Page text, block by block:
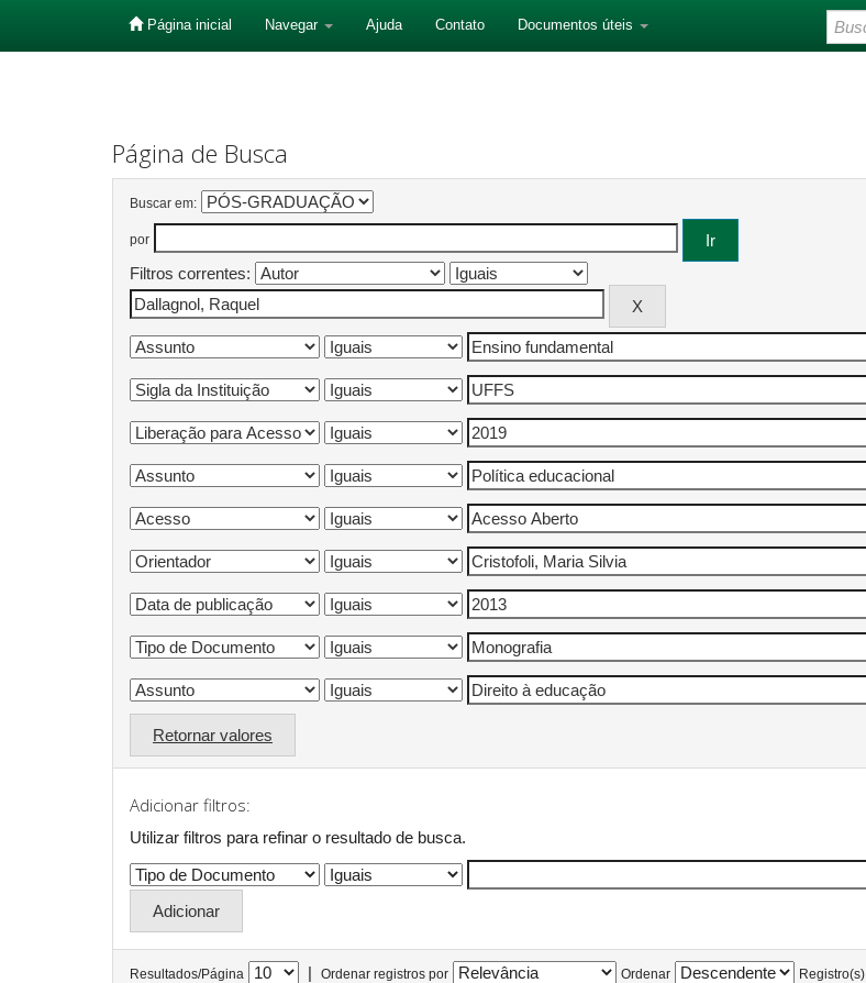
Página inicial Navegar Ajuda Contato Documentos úteis
Página de Busca
Buscar em:
por
Filtros correntes:
Retornar valores
Adicionar filtros:
Utilizar filtros para refinar o resultado de busca.
Resultados/Página | Ordenar registros por Ordenar Registro(s)